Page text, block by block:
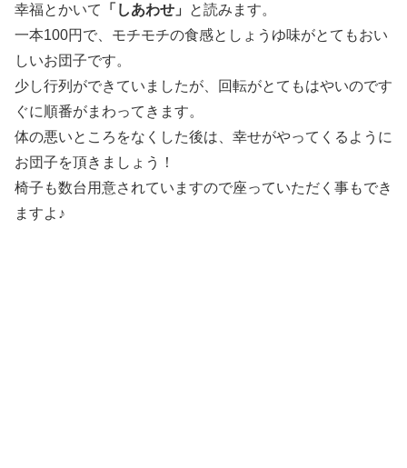
幸福とかいて
「しあわせ」
と読みます。
一本100円で、モチモチの食感としょうゆ味がとてもおい
しいお団子です。
少し行列ができていましたが、回転がとてもはやいのです
ぐに順番がまわってきます。
体の悪いところをなくした後は、幸せがやってくるように
お団子を頂きましょう！
椅子も数台用意されていますので座っていただく事もでき
ますよ♪